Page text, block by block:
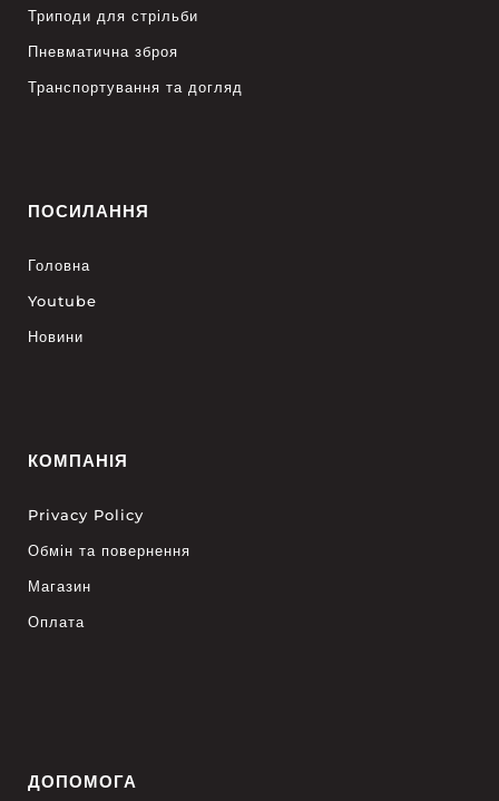
Триподи для стрільби
Пневматична зброя
Транспортування та догляд
ПОСИЛАННЯ
Головна
Youtube
Новини
КОМПАНІЯ
Privacy Policy
Обмін та повернення
Магазин
Оплата
ДОПОМОГА